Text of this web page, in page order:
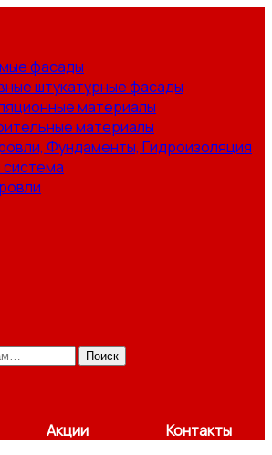
фасады
штукатурные фасады
материалы
материалы
Фундаменты, Гидроизоляция
Поиск
Акции Контакты